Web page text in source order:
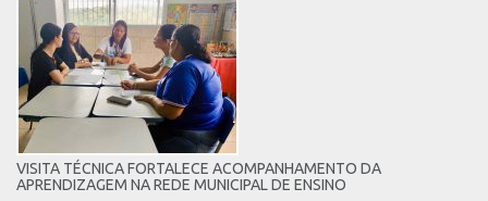
VISITA TÉCNICA FORTALECE ACOMPANHAMENTO DA
APRENDIZAGEM NA REDE MUNICIPAL DE ENSINO